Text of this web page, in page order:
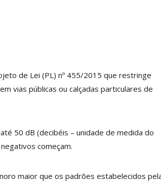
de Lei (PL) nº 455/2015 que restringe
vias públicas ou calçadas particulares de
50 dB (decibéis – unidade de medida do
começam.
maior que os padrões estabelecidos